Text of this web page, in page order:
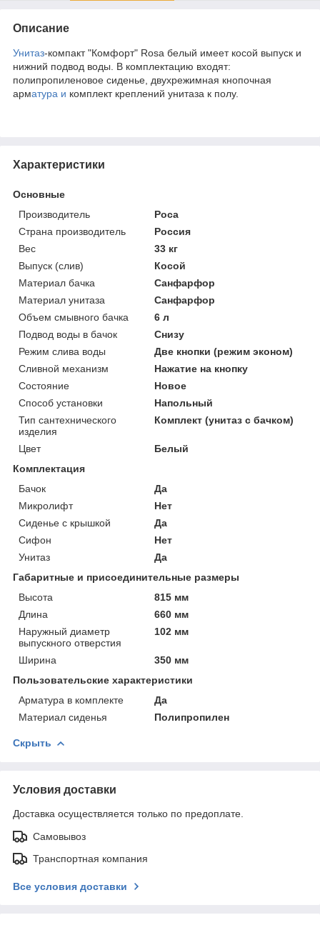
Описание
Унитаз-компакт "Комфорт" Rosa белый имеет косой выпуск и
нижний подвод воды. В комплектацию входят:
полипропиленовое сиденье, двухрежимная кнопочная
арматура и комплект креплений унитаза к полу.
Характеристики
Основные
Производитель
Роса
Страна производитель
Россия
Вес
33 кг
Выпуск (слив)
Косой
Материал бачка
Санфарфор
Материал унитаза
Санфарфор
Объем смывного бачка
6 л
Подвод воды в бачок
Снизу
Режим слива воды
Две кнопки (режим эконом)
Сливной механизм
Нажатие на кнопку
Состояние
Новое
Способ установки
Напольный
Тип сантехнического
изделия
Комплект (унитаз с бачком)
Цвет
Белый
Комплектация
Бачок
Да
Микролифт
Нет
Сиденье с крышкой
Да
Сифон
Нет
Унитаз
Да
Габаритные и присоединительные размеры
Высота
815 мм
Длина
660 мм
Наружный диаметр
выпускного отверстия
102 мм
Ширина
350 мм
Пользовательские характеристики
Арматура в комплекте
Да
Материал сиденья
Полипропилен
Скрыть
Условия доставки
Доставка осуществляется только по предоплате.
Самовывоз
Транспортная компания
Все условия доставки